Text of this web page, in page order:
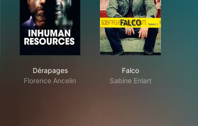
Dérapages
Florence Ancelin
Falco
Sabine Enlart